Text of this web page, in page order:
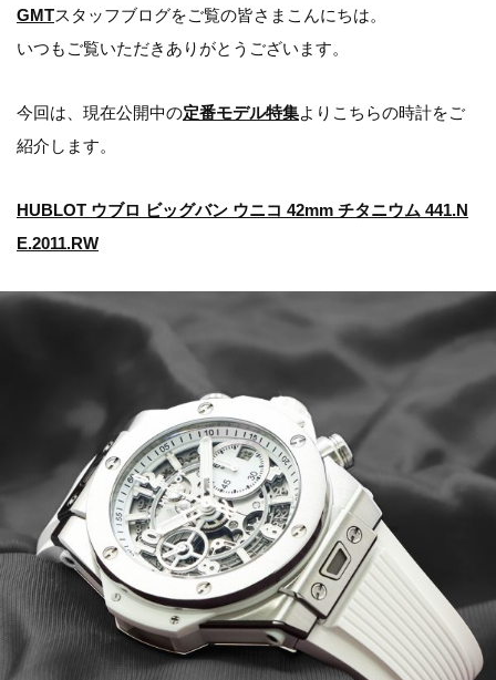
GMTスタッフブログをご覧の皆さまこんにちは。
いつもご覧いただきありがとうございます。
今回は、現在公開中の定番モデル特集よりこちらの時計をご
紹介します。
HUBLOT ウブロ ビッグバン ウニコ 42mm チタニウム 441.N
E.2011.RW